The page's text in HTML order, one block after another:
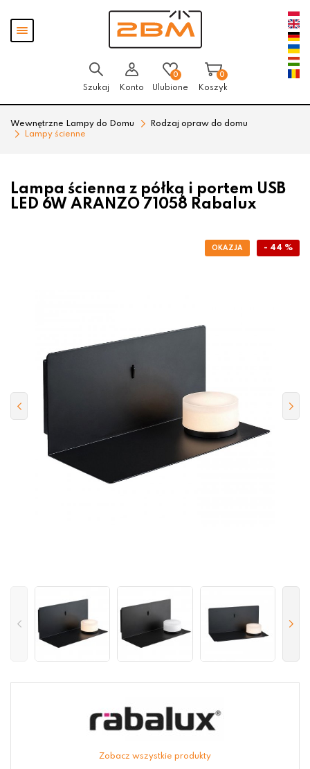
Pokaż
menu
Szukaj Konto
0
Ulubione
0
Koszyk
Wewnętrzne Lampy do Domu
Rodzaj opraw do domu
Lampy ścienne
Lampa ścienna z półką i portem USB
LED 6W ARANZO 71058 Rabalux
- 44 %
Zobacz wszystkie produkty